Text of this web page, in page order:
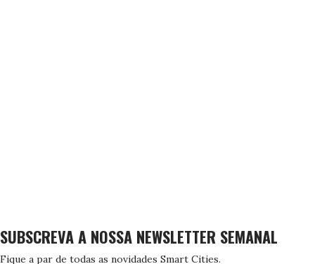
SUBSCREVA A NOSSA NEWSLETTER SEMANAL
Fique a par de todas as novidades Smart Cities.